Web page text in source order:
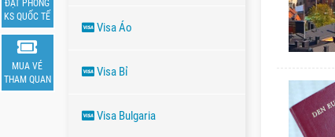
Visa Áo
Visa Bỉ
Visa Bulgaria
ĐẶT PHÒNG
KS QUỐC TẾ
MUA VÉ
THAM QUAN